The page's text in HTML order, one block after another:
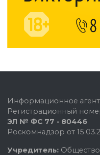
Информационное
Регистрационный
ЭЛ № ФС 77 - 80446
Роскомнадзор от
Учредитель: